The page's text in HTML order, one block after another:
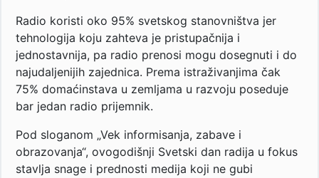
Radio koristi oko 95% svetskog stanovništva jer
tehnologija koju zahteva je pristupačnija i
jednostavnija, pa radio prenosi mogu dosegnuti i do
najudaljenijih zajednica. Prema istraživanjima čak
75% domaćinstava u zemljama u razvoju poseduje
bar jedan radio prijemnik.
Pod sloganom „Vek informisanja, zabave i
obrazovanja“, ovogodišnji Svetski dan radija u fokus
stavlja snage i prednosti medija koji ne gubi